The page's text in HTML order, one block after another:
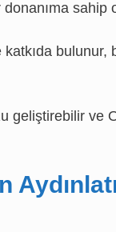
sahip
bulunur,
geliştirebilir ve